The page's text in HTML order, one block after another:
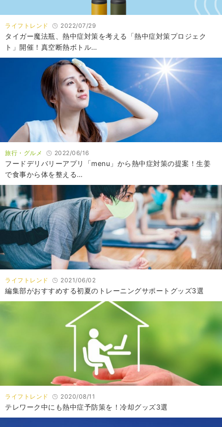
ライフトレンド 2022/07/29
タイガー魔法瓶、熱中症対策を考える「熱中症対策プロジェク
ト」開催！真空断熱ボトル…
旅行・グルメ 2022/06/16
フードデリバリーアプリ「menu」から熱中症対策の提案！生姜
で食事から体を整える…
ライフトレンド 2021/06/02
編集部がおすすめする初夏のトレーニングサポートグッズ3選
ライフトレンド 2020/08/11
テレワーク中にも熱中症予防策を！冷却グッズ3選